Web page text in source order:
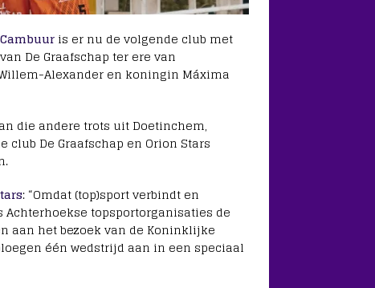
Cambuuris er nu de volgende club met
De Graafschap ter ere van
Alexander en koningin Máxima
die andere trots uit Doetinchem,
De Graafschap en Orion Stars
: “Omdat (top)sport verbindt en
Achterhoekse topsportorganisaties de
aan het bezoek van de Koninklijke
één wedstrijd aan in een speciaal